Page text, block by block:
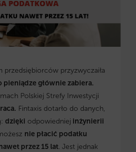
przedsiębiorców przyzwyczaiła
pieniądze głównie zabiera.
Polskiej Strefy Inwestycji
Fintaxis dotarło do danych,
dzięki odpowiedniej inżynierii
nie płacić podatku
przez 15 lat. Jest jednak